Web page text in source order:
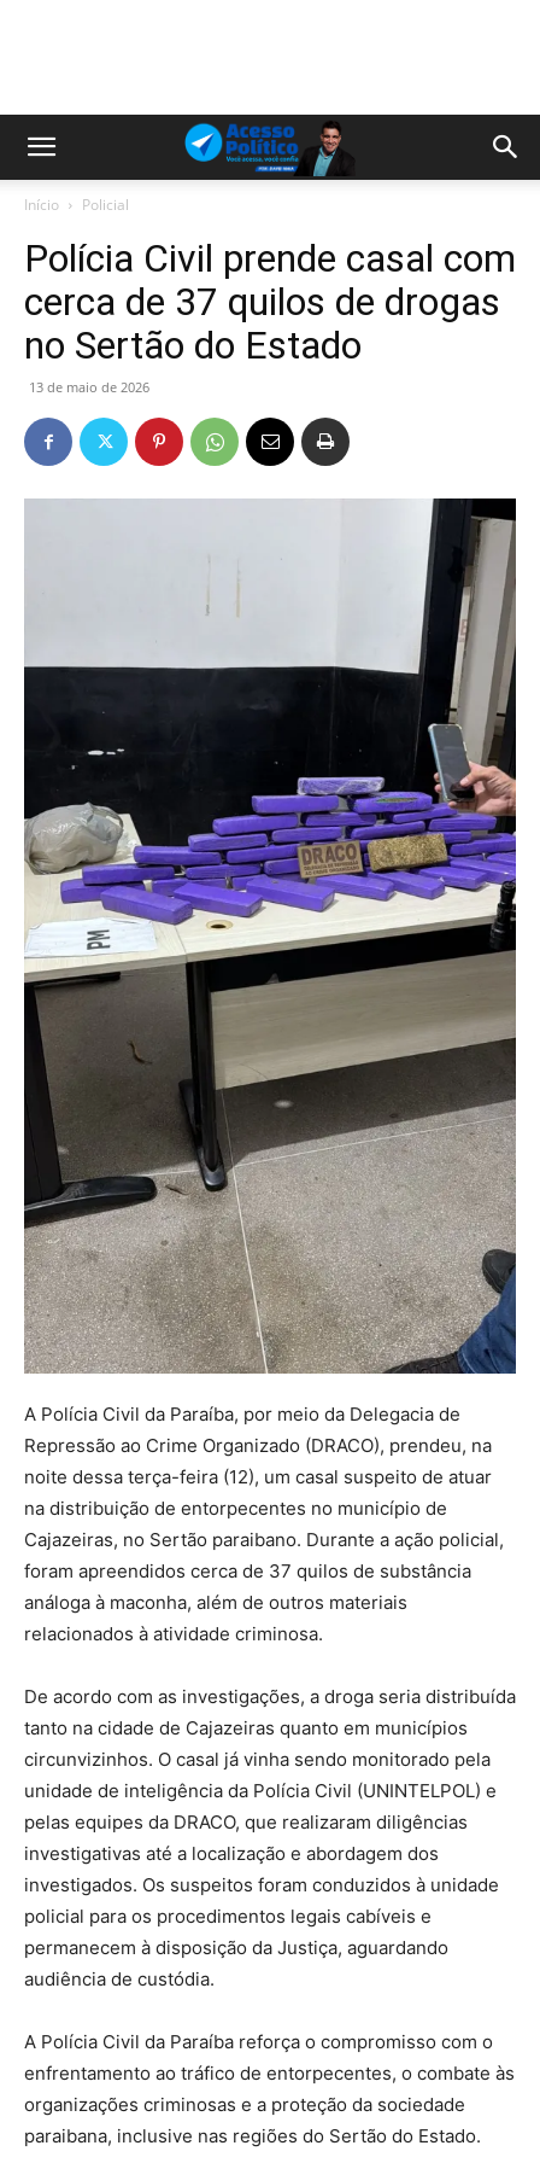
Início Policial
Polícia Civil prende casal com
cerca de 37 quilos de drogas
no Sertão do Estado
13 de maio de 2026
A Polícia Civil da Paraíba, por meio da Delegacia de
Repressão ao Crime Organizado (DRACO), prendeu, na
noite dessa terça-feira (12), um casal suspeito de atuar
na distribuição de entorpecentes no município de
Cajazeiras, no Sertão paraibano. Durante a ação policial,
foram apreendidos cerca de 37 quilos de substância
análoga à maconha, além de outros materiais
relacionados à atividade criminosa.
De acordo com as investigações, a droga seria distribuída
tanto na cidade de Cajazeiras quanto em municípios
circunvizinhos. O casal já vinha sendo monitorado pela
unidade de inteligência da Polícia Civil (UNINTELPOL) e
pelas equipes da DRACO, que realizaram diligências
investigativas até a localização e abordagem dos
investigados. Os suspeitos foram conduzidos à unidade
policial para os procedimentos legais cabíveis e
permanecem à disposição da Justiça, aguardando
audiência de custódia.
A Polícia Civil da Paraíba reforça o compromisso com o
enfrentamento ao tráfico de entorpecentes, o combate às
organizações criminosas e a proteção da sociedade
paraibana, inclusive nas regiões do Sertão do Estado.